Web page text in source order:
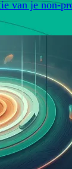
van je non-